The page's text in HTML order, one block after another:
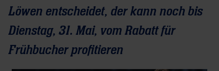
Löwen entscheidet, der kann noch bis
Dienstag, 31. Mai, vom Rabatt für
Frühbucher profitieren